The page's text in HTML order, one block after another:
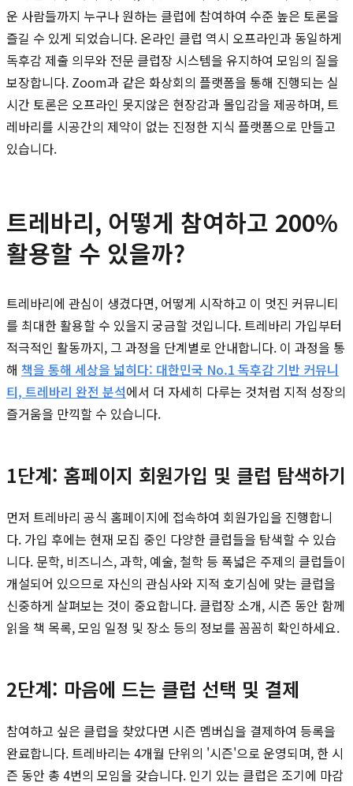
운 사람들까지 누구나 원하는 클럽에 참여하여 수준 높은 토론을
즐길 수 있게 되었습니다. 온라인 클럽 역시 오프라인과 동일하게
독후감 제출 의무와 전문 클럽장 시스템을 유지하여 모임의 질을
보장합니다. Zoom과 같은 화상회의 플랫폼을 통해 진행되는 실
시간 토론은 오프라인 못지않은 현장감과 몰입감을 제공하며, 트
레바리를 시공간의 제약이 없는 진정한 지식 플랫폼으로 만들고
있습니다.
트레바리, 어떻게 참여하고 200%
활용할 수 있을까?
트레바리에 관심이 생겼다면, 어떻게 시작하고 이 멋진 커뮤니티
를 최대한 활용할 수 있을지 궁금할 것입니다. 트레바리 가입부터
적극적인 활동까지, 그 과정을 단계별로 안내합니다. 이 과정을 통
해 책을 통해 세상을 넓히다: 대한민국 No.1 독후감 기반 커뮤니
티, 트레바리 완전 분석에서 더 자세히 다루는 것처럼 지적 성장의
즐거움을 만끽할 수 있습니다.
1단계: 홈페이지 회원가입 및 클럽 탐색하기
먼저 트레바리 공식 홈페이지에 접속하여 회원가입을 진행합니
다. 가입 후에는 현재 모집 중인 다양한 클럽들을 탐색할 수 있습
니다. 문학, 비즈니스, 과학, 예술, 철학 등 폭넓은 주제의 클럽들이
개설되어 있으므로 자신의 관심사와 지적 호기심에 맞는 클럽을
신중하게 살펴보는 것이 중요합니다. 클럽장 소개, 시즌 동안 함께
읽을 책 목록, 모임 일정 및 장소 등의 정보를 꼼꼼히 확인하세요.
2단계: 마음에 드는 클럽 선택 및 결제
참여하고 싶은 클럽을 찾았다면 시즌 멤버십을 결제하여 등록을
완료합니다. 트레바리는 4개월 단위의 '시즌'으로 운영되며, 한 시
즌 동안 총 4번의 모임을 갖습니다. 인기 있는 클럽은 조기에 마감